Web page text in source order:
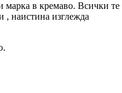
марка в кремаво. Всички те
, наистина изглежда